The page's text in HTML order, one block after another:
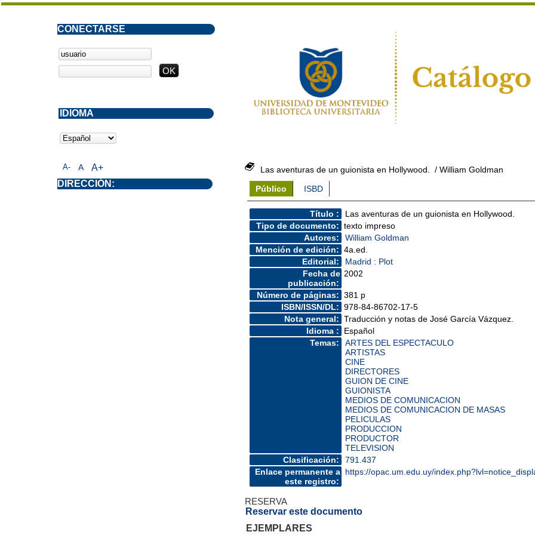
Las aventuras de un guionista en Hollywood.
/ William Goldman
Público
ISBD
Título :
Las aventuras de un guionista en Hollywood.
Tipo de documento: texto impreso
Autores:
William Goldman
Mención de edición: 4a.ed.
Editorial:
Madrid : Plot
Fecha de
publicación:
2002
Número de páginas: 381 p
ISBN/ISSN/DL: 978-84-86702-17-5
Nota general: Traducción y notas de José García Vázquez.
Idioma :
Español
Temas:
ARTES DEL ESPECTACULO
ARTISTAS
CINE
DIRECTORES
GUION DE CINE
GUIONISTA
MEDIOS DE COMUNICACION
MEDIOS DE COMUNICACION DE MASAS
PELICULAS
PRODUCCION
PRODUCTOR
TELEVISION
Clasificación:
791.437
Enlace permanente a
este registro:
https://opac.um.edu.uy/
RESERVA
Reservar este documento
EJEMPLARES
A- A A+
CONECTARSE
DIRECCIÓN:
IDIOMA